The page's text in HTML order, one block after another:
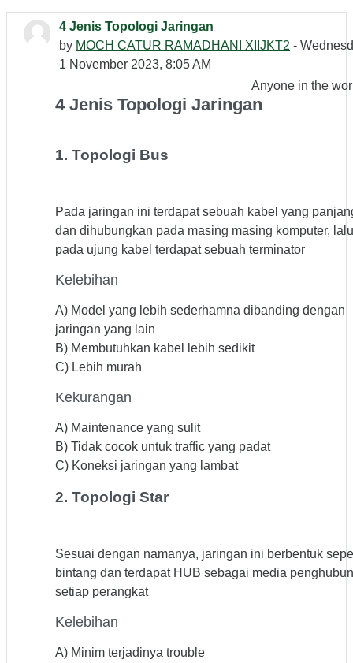
4 Jenis Topologi Jaringan
by MOCH CATUR RAMADHANI XIIJKT2 -
1 November 2023, 8:05 AM
Anyone in the
4 Jenis Topologi Jaringan
1. Topologi Bus
Pada jaringan ini terdapat sebuah kabel yang
dan dihubungkan pada masing masing komputer, lalu
pada ujung kabel terdapat sebuah terminator
Kelebihan
A) Model yang lebih sederhamna dibanding dengan
jaringan yang lain
B) Membutuhkan kabel lebih sedikit
C) Lebih murah
Kekurangan
A) Maintenance yang sulit
B) Tidak cocok untuk traffic yang padat
C) Koneksi jaringan yang lambat
2. Topologi Star
Sesuai dengan namanya, jaringan ini berbentuk
bintang dan terdapat HUB sebagai media
setiap perangkat
Kelebihan
A) Minim terjadinya trouble